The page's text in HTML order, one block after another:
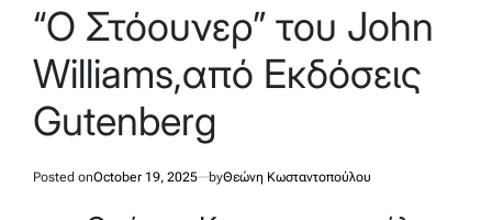
“Ο Στόουνερ” του John
Williams,από Εκδόσεις
Gutenberg
Posted onOctober 19, 2025 byΘεώνη Κωσταντοπούλου